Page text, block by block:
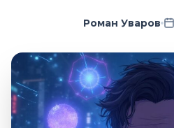
Роман Уваров